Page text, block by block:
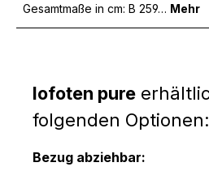
Gesamtmaße in cm: B 259… Mehr
lofoten pure
folgenden Optionen:
Bezug abziehbar: